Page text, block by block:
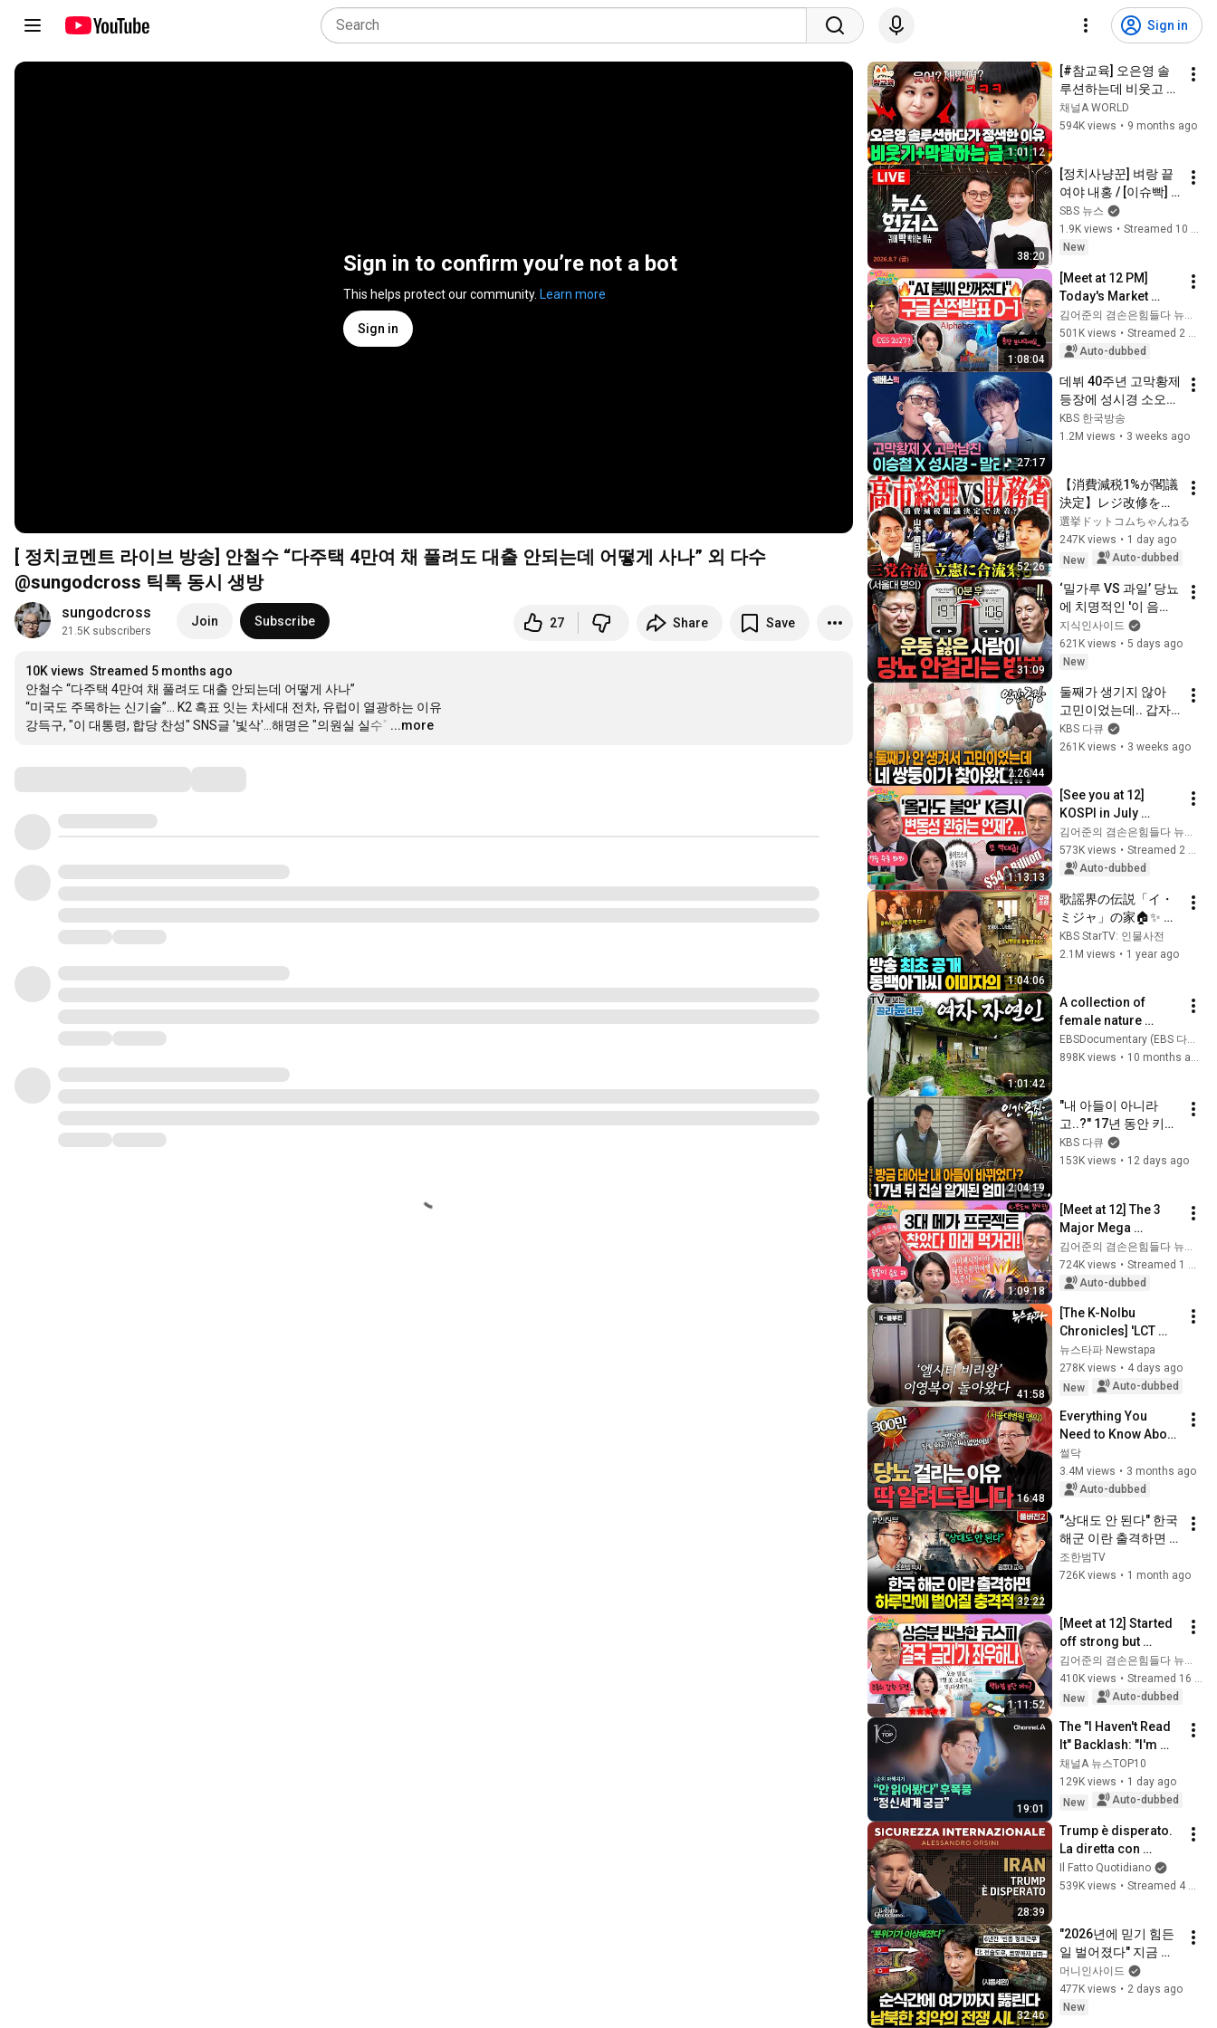
Sign in
Sign in to confirm you’re not a bot
This helps protect our community. Learn more
Sign in
[ 정치코멘트 라이브 방송] 안철수 “다주택 4만여 채 풀려도 대출 안되는데 어떻게 사나” 외 다수
@sungodcross 틱톡 동시 생방
sungodcross
21.5K subscribers
Join Subscribe 27 Share Save
10K views Streamed 5 months ago
안철수 “다주택 4만여 채 풀려도 대출 안되는데 어떻게 사나”
“미국도 주목하는 신기술”… K2 흑표 잇는 차세대 전차, 유럽이 열광하는 이유
강득구, "이 대통령, 합당 찬성" SNS글 '빛삭'…해명은 "의원실 실수" …
...more
1:01:12
[#참교육] 오은영 솔
루션하는데 비웃고 무
시... 금쪽이의 태도에
결국 정색한 오은영 |
채널A WORLD
594K views • 9 months ago
38:20
[정치사냥꾼] 벼랑 끝
여야 내홍 / [이슈빡]
다가오는 중간선거,
트럼프의 운명은?  /
8.7(금) 뉴스헌터스
SBS 뉴스
1.9K views •
Streamed 10 hours ago
New
1:08:04
[Meet at 12 PM]
Today's Market
Starts with a
Recovery to 7,000
Points! Are the
501K views •
Auto-dubbed
27:17
데뷔 40주년 고막황제
등장에 성시경 소오름
🥰 역대급 발라드 듀
엣 성사 #성시경의고
KBS 한국방송
1.2M views • 3 weeks ago
52:26
【消費減税1%が閣議
決定】レジ改修を巡
る攻防と自民党内の
激しい葛藤／中道・
立憲・公明の3党合流
の選択肢」とは？
【今野忍×山本期日
前】｜選挙ドットコ
ム
選挙ドットコムちゃんねる
247K views • 1 day ago
New
Auto-dubbed
31:09
‘밀가루 VS 과일’ 당뇨
에 치명적인 '이 음
식'ㅣ지식인초대석
EP.156 (이승훈 교수
2부)
지식인사이드
621K views • 5 days ago
New
2:26:44
둘째가 생기지 않아
고민이었는데.. 갑자
기 네 쌍둥이 맞이한
부부의 반응 | KBS 인
KBS 다큐
261K views • 3 weeks ago
1:13:13
[See you at 12]
KOSPI in July
Searching for
Direction! Starting
Up Today... Is This
김어준의 겸손은힘들다 뉴스공장
573K views •
Streamed 2 weeks ago
Auto-dubbed
1:04:06
歌謡界の伝説「イ・
ミジャ」の家🏠✨ 初
公開！格別な内部？
涙😢の理由とは？ |
KBS StarTV: 인물사전
2.1M views • 1 year ago
1:01:42
A collection of
female nature
dwellers living in
remote areas with
EBSDocumentary (EBS 다큐)
898K views • 10 months ago
2:04:19
"내 아들이 아니라
고..?" 17년 동안 키운
아들이 친 자식이 아
니었다.. 사실을 들은
20011112 방송
KBS 다큐
153K views • 12 days ago
1:09:18
[Meet at 12] The 3
Major Mega
Projects Have
Arrived! What Does
the Blueprint for K-
724K views •
Auto-dubbed
41:58
[The K-Nolbu
Chronicles] 'LCT
Corruption King' Lee
Young-bok is Back -
NEWSTAPA
뉴스타파 Newstapa
278K views • 4 days ago
New
Auto-dubbed
16:48
Everything You
Need to Know About
Diabetes According
to a Top SNU
Specialist |
Seun...
썰닥
3.4M views • 3 months ago
Auto-dubbed
32:22
"상대도 안 된다" 한국
해군 이란 출격하면
하루만에 벌어질 충격
적인 일 | 김종대 교수
조한범TV
726K views • 1 month ago
1:11:52
[Meet at 12] Started
off strong but
'stalled'.. Exhausted
by the extreme
market difficulty,
김어준의 겸손은힘들다 뉴스공장
410K views •
Streamed 16 hours ago
New
Auto-dubbed
19:01
The "I Haven't Read
It" Backlash: "I'm
Curious About Their
Mindset" / Channel A
/ News TOP 10
채널A 뉴스TOP10
129K views • 1 day ago
New
Auto-dubbed
28:39
Trump è disperato.
La diretta con
Alessandro Orsini
Il Fatto Quotidiano
539K views •
32:46
"2026년에 믿기 힘든
일 벌어졌다" 지금 한
국 군사력이 위기 상
황인 진짜 이유 (샤를
세환 1부)
머니인사이드
477K views • 2 days ago
New